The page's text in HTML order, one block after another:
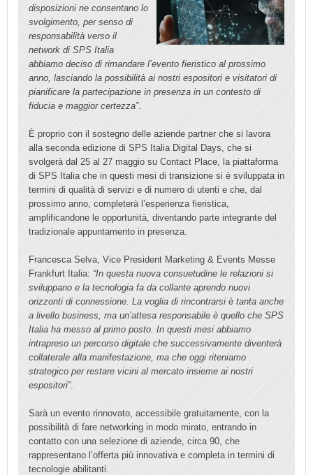
disposizioni ne consentano lo
svolgimento, per senso di
responsabilità verso il
network di SPS Italia
abbiamo deciso di rimandare l’evento fieristico al prossimo
anno, lasciando la possibilità ai nostri espositori e visitatori di
pianificare la partecipazione in presenza in un contesto di
fiducia e maggior certezza”.
È proprio con il sostegno delle aziende partner che si lavora
alla seconda edizione di SPS Italia Digital Days, che si
svolgerà dal 25 al 27 maggio su Contact Place, la piattaforma
di SPS Italia che in questi mesi di transizione si è sviluppata in
termini di qualità di servizi e di numero di utenti e che, dal
prossimo anno, completerà l’esperienza fieristica,
amplificandone le opportunità, diventando parte integrante del
tradizionale appuntamento in presenza.
Francesca Selva, Vice President Marketing & Events Messe
Frankfurt Italia: “In questa nuova consuetudine le relazioni si
sviluppano e la tecnologia fa da collante aprendo nuovi
orizzonti di connessione. La voglia di rincontrarsi è tanta anche
a livello business, ma un’attesa responsabile è quello che SPS
Italia ha messo al primo posto. In questi mesi abbiamo
intrapreso un percorso digitale che successivamente diventerà
collaterale alla manifestazione, ma che oggi riteniamo
strategico per restare vicini al mercato insieme ai nostri
espositori”.
Sarà un evento rinnovato, accessibile gratuitamente, con la
possibilità di fare networking in modo mirato, entrando in
contatto con una selezione di aziende, circa 90, che
rappresentano l’offerta più innovativa e completa in termini di
tecnologie abilitanti.